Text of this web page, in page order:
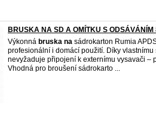
BRUSKA NA SD A OMÍTKU S ODSÁVÁNÍM
Výkonná bruska na sádrokarton Rumia
profesionální i domácí použití. Díky
nevyžaduje připojení k externímu vysavači –
Vhodná pro broušení sádrokarto ...